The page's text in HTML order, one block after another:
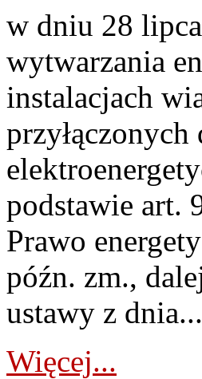
w dniu 28
wytwarzania
instalacjach
podstawie art.
Prawo
późn. zm.,
ustawy z dnia...
Więcej...